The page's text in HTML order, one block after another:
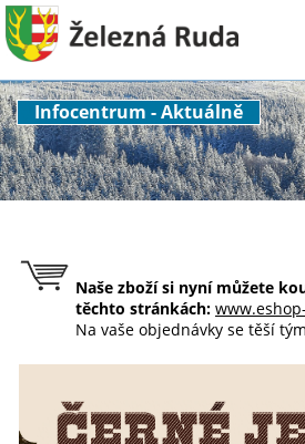
Infocentrum - Aktuálně
Naše zboží si nyní můžete
těchto stránkách:
Na vaše objednávky se těší